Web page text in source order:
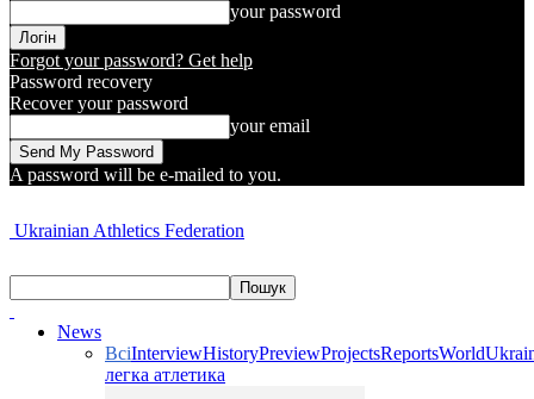
your password
Forgot your password? Get help
Password recovery
Recover your password
your email
A password will be e-mailed to you.
Ukrainian Athletics Federation
News
ВсіInterviewHistoryPreviewProjectsReportsWorld
легка атлетика